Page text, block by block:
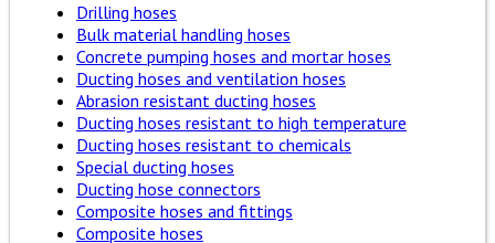
Drilling hoses
Bulk material handling hoses
Concrete pumping hoses and mortar hoses
Ducting hoses and ventilation hoses
Abrasion resistant ducting hoses
Ducting hoses resistant to high temperature
Ducting hoses resistant to chemicals
Special ducting hoses
Ducting hose connectors
Composite hoses and fittings
Composite hoses